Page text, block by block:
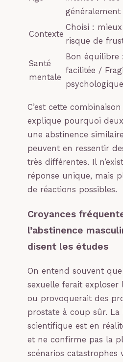
Contexte
Choisi :
risque de
Santé
mentale
Bon équilibre
facilitée /
C’est cette
explique pourquoi
une abstinence
peuvent en ressentir
très différentes. Il
réponse unique, mais
de réactions possibles.
Croyances
l’abstinence
disent les études
On entend souvent que
sexuelle ferait exploser
ou provoquerait des
prostate à coup sûr. La
scientifique est en
et ne confirme pas la
scénarios catastrophes